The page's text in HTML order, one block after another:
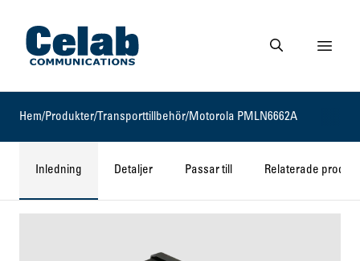
Gå till startsidan
Gå till söksidan
Visa
Hem/Produkter/ Transporttillbehör/ Motorola PMLN6662A
Inledning Detaljer Passar till Relaterade